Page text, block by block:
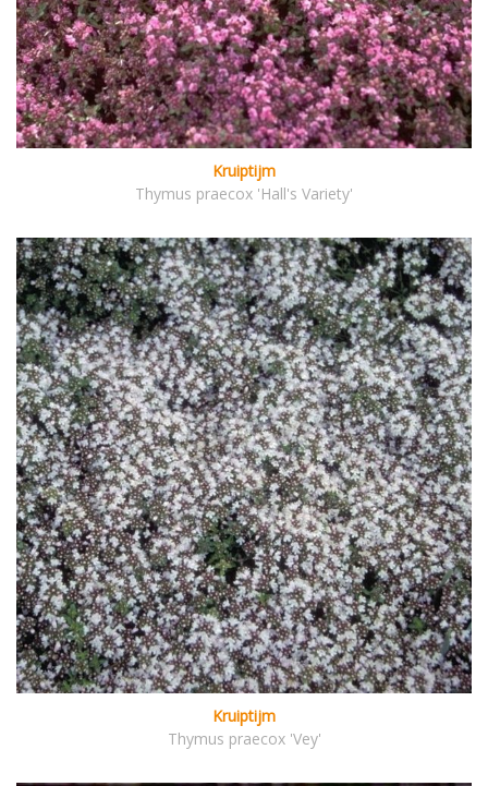
Kruiptijm
Thymus praecox 'Hall's Variety'
Kruiptijm
Thymus praecox 'Vey'